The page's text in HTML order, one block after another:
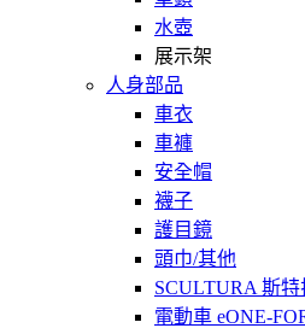
水壺
展示架
人身部品
車衣
車褲
安全帽
襪子
護目鏡
頭巾/其他
SCULTURA 斯特
電動車 eONE-